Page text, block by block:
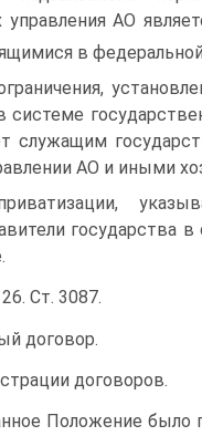
управления АО
в
системе
служащим
АО и иными
Ст. 3087.
договор.
договоров.
Положение было